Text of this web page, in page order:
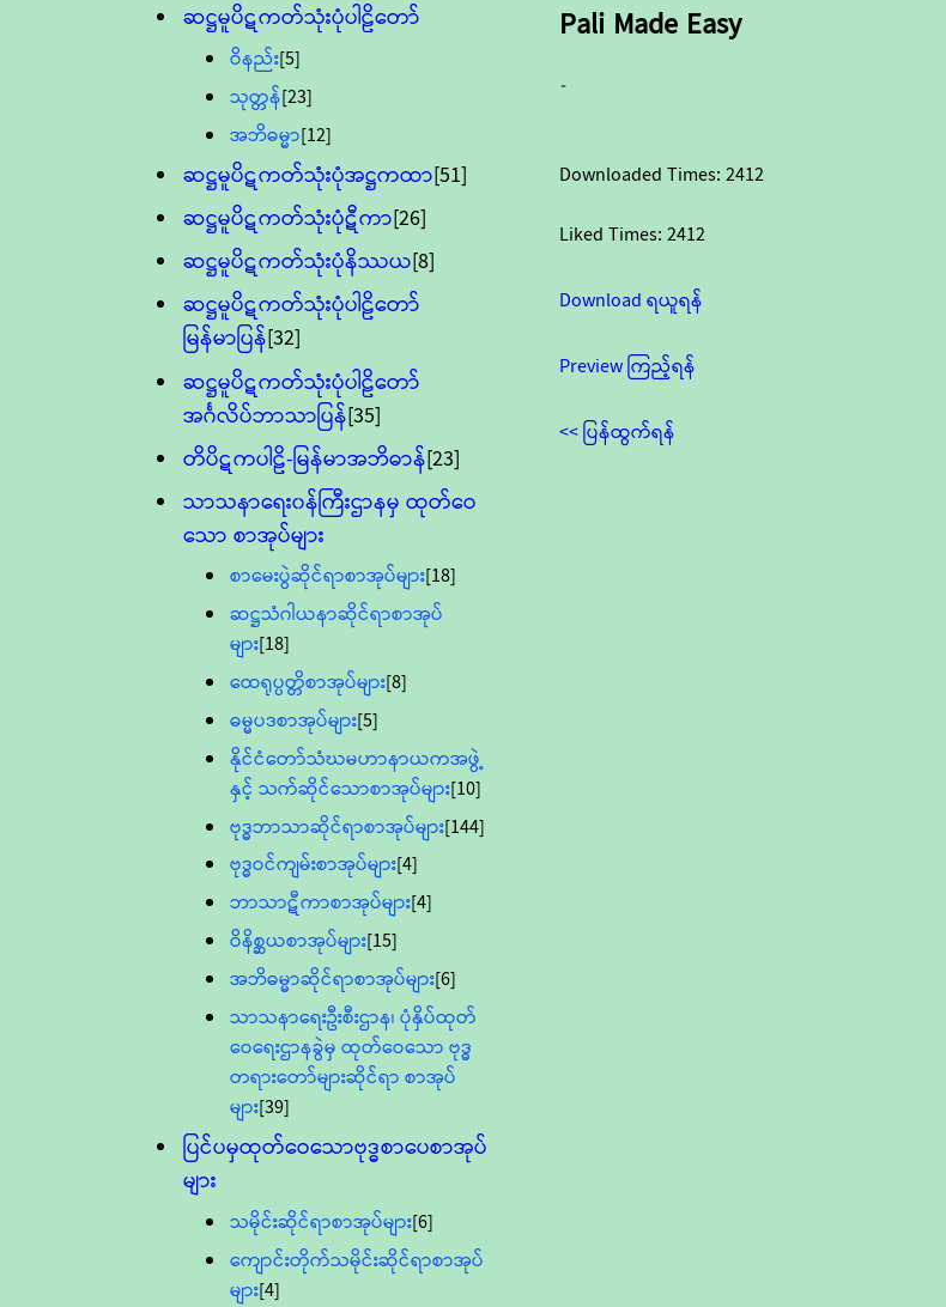
ဆဋ္ဌမူပိဋကတ်သုံးပုံပါဠိတော်
ဝိနည်း[5]
သုတ္တန်[23]
အဘိဓမ္မာ[12]
ဆဋ္ဌမူပိဋကတ်သုံးပုံအဋ္ဌကထာ[51]
ဆဋ္ဌမူပိဋကတ်သုံးပုံဋီကာ[26]
ဆဋ္ဌမူပိဋကတ်သုံးပုံနိဿယ[8]
ဆဋ္ဌမူပိဋကတ်သုံးပုံပါဠိတော်
မြန်မာပြန်[32]
ဆဋ္ဌမူပိဋကတ်သုံးပုံပါဠိတော်
အင်္ဂလိပ်ဘာသာပြန်[35]
တိပိဋကပါဠိ-မြန်မာအဘိဓာန်[23]
သာသနာရေး၀န်ကြီးဌာနမှ ထုတ်ဝေ
သော စာအုပ်များ
စာမေးပွဲဆိုင်ရာစာအုပ်များ[18]
ဆဋ္ဌသံဂါယနာဆိုင်ရာစာအုပ်
များ[18]
ထေရုပ္ပတ္တိစာအုပ်များ[8]
ဓမ္မပဒစာအုပ်များ[5]
နိုင်ငံတော်သံဃမဟာနာယကအဖွဲ့
နှင့် သက်ဆိုင်သောစာအုပ်များ[10]
ဗုဒ္ဓဘာသာဆိုင်ရာစာအုပ်များ[144]
ဗုဒ္ဓဝင်ကျမ်းစာအုပ်များ[4]
ဘာသာဋီကာစာအုပ်များ[4]
ဝိနိစ္ဆယစာအုပ်များ[15]
အဘိဓမ္မာဆိုင်ရာစာအုပ်များ[6]
သာသနာရေးဦးစီးဌာန၊ ပုံနှိပ်ထုတ်
ဝေရေးဌာနခွဲမှ ထုတ်ဝေသော ဗုဒ္ဓ
တရားတော်များဆိုင်ရာ စာအုပ်
များ[39]
ပြင်ပမှထုတ်ဝေသောဗုဒ္ဓစာပေစာအုပ်
များ
သမိုင်းဆိုင်ရာစာအုပ်များ[6]
ကျောင်းတိုက်သမိုင်းဆိုင်ရာစာအုပ်
များ[4]
Pali Made Easy
-
Downloaded Times: 2412
Liked Times: 2412
Download ရယူရန်
Preview ကြည့်ရန်
<< ပြန်ထွက်ရန်